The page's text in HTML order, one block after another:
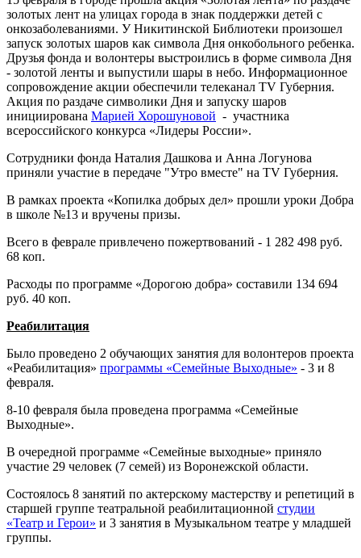
золотых лент на улицах города в знак поддержки детей с
онкозаболеваниями. У Никитинской Библиотеки произошел
запуск золотых шаров как символа Дня онкобольного ребенка.
Друзья фонда и волонтеры выстроились в форме символа Дня
- золотой ленты и выпустили шары в небо. Информационное
сопровождение акции обеспечили телеканал TV Губерния.
Акция по раздаче символики Дня и запуску шаров
инициирована Марией Хорошуновой - участника
всероссийского конкурса «Лидеры России».
Сотрудники фонда Наталия Дашкова и Анна Логунова
приняли участие в передаче "Утро вместе" на TV Губерния.
В рамках проекта «Копилка добрых дел» прошли уроки Добра
в школе №13 и вручены призы.
Всего в феврале привлечено пожертвований - 1 282 498 руб.
68 коп.
Расходы по программе «Дорогою добра» составили 134 694
руб. 40 коп.
Реабилитация
Было проведено 2 обучающих занятия для волонтеров проекта
«Реабилитация» программы «Семейные Выходные» - 3 и 8
февраля.
8-10 февраля была проведена программа «Семейные
Выходные».
В очередной программе «Семейные выходные» приняло
участие 29 человек (7 семей) из Воронежской области.
Состоялось 8 занятий по актерскому мастерству и репетиций в
старшей группе театральной реабилитационной студии
«Театр и Герои» и 3 занятия в Музыкальном театре у младшей
группы.